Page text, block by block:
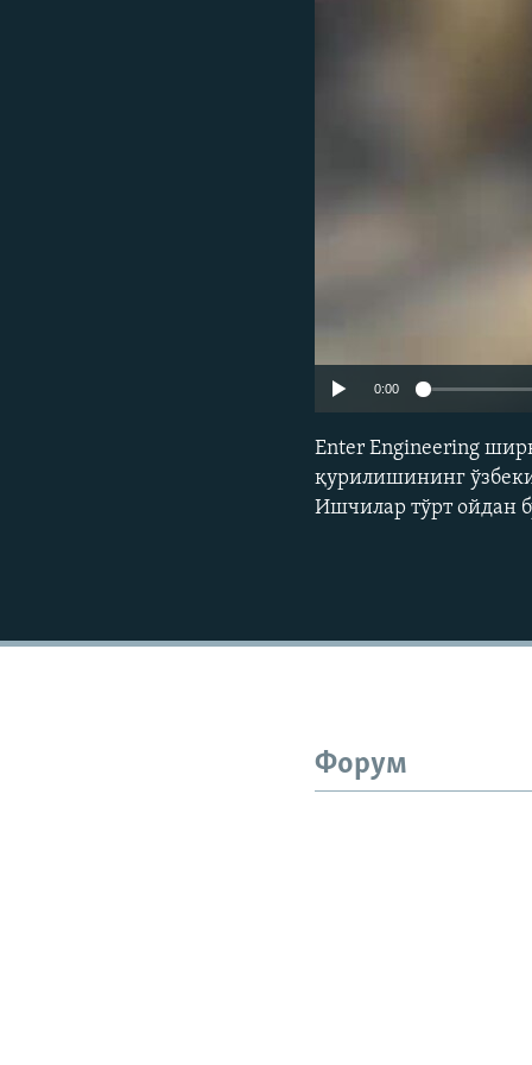
0:00
Enter Engineering
қурилишининг
Ишчилар тўрт ойдан
Форум